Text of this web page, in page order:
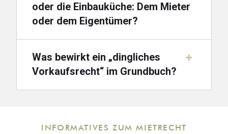
oder die Einbauküche: Dem Mieter
oder dem Eigentümer?
Was bewirkt ein „dingliches
Vorkaufsrecht“ im Grundbuch?
INFORMATIVES ZUM MIETRECHT